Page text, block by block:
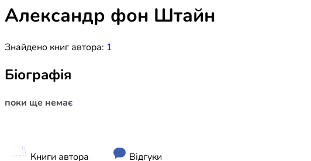
Александр фон Штайн
Знайдено книг автора: 1
Біографія
поки ще немає
Книги автора Відгуки